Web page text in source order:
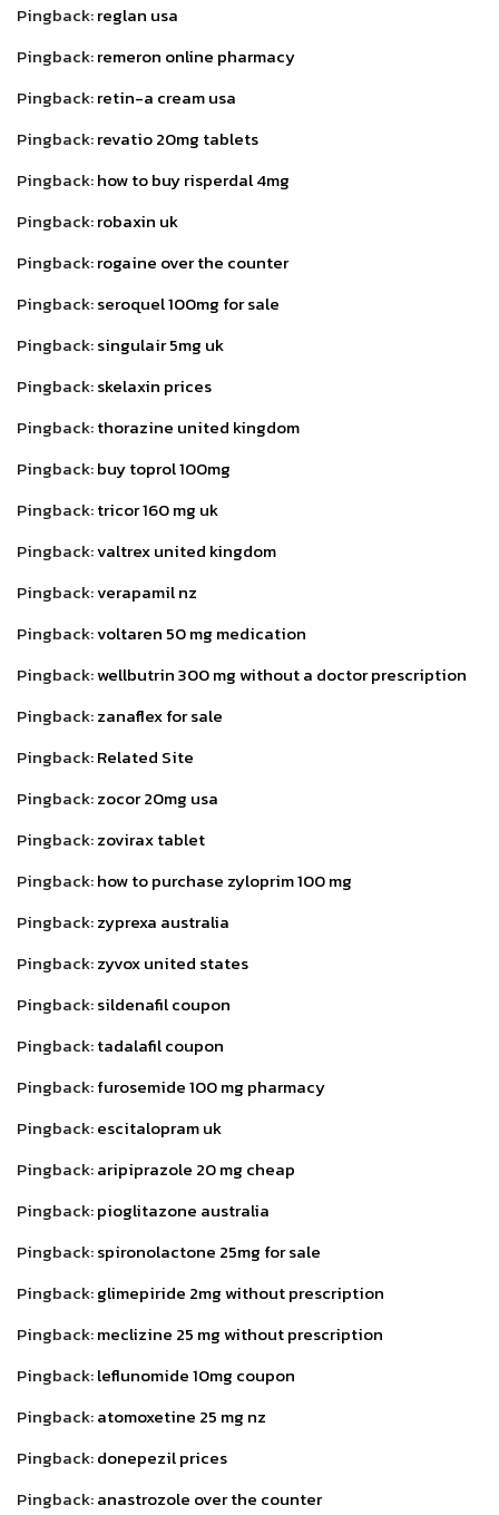
Pingback:reglan usa
Pingback:remeron online pharmacy
Pingback:retin-a cream usa
Pingback:revatio 20mg tablets
Pingback:how to buy risperdal 4mg
Pingback:robaxin uk
Pingback:rogaine over the counter
Pingback:seroquel 100mg for sale
Pingback:singulair 5mg uk
Pingback:skelaxin prices
Pingback:thorazine united kingdom
Pingback:buy toprol 100mg
Pingback:tricor 160 mg uk
Pingback:valtrex united kingdom
Pingback:verapamil nz
Pingback:voltaren 50 mg medication
Pingback:wellbutrin 300 mg without a doctor prescription
Pingback:zanaflex for sale
Pingback:Related Site
Pingback:zocor 20mg usa
Pingback:zovirax tablet
Pingback:how to purchase zyloprim 100 mg
Pingback:zyprexa australia
Pingback:zyvox united states
Pingback:sildenafil coupon
Pingback:tadalafil coupon
Pingback:furosemide 100 mg pharmacy
Pingback:escitalopram uk
Pingback:aripiprazole 20 mg cheap
Pingback:pioglitazone australia
Pingback:spironolactone 25mg for sale
Pingback:glimepiride 2mg without prescription
Pingback:meclizine 25 mg without prescription
Pingback:leflunomide 10mg coupon
Pingback:atomoxetine 25 mg nz
Pingback:donepezil prices
Pingback:anastrozole over the counter